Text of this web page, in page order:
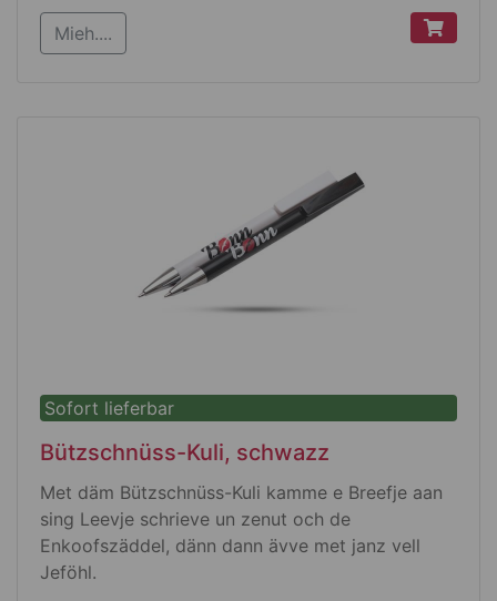
matt wieß met ene Spetz die seleverich
jlänz
Mieh....
Sofort lieferbar
Bützschnüss-Kuli, schwazz
Met däm Bützschnüss-Kuli kamme e Breefje aan
sing Leevje schrieve un zenut och de
Enkoofszäddel, dänn dann ävve met janz vell
Jeföhl.